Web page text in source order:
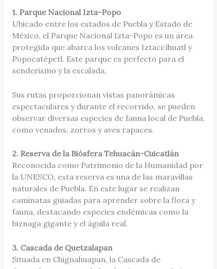
1. Parque Nacional Izta-Popo
Ubicado entre los estados de Puebla y Estado de
México, el Parque Nacional Izta-Popo es un área
protegida que abarca los volcanes Iztaccíhuatl y
Popocatépetl. Este parque es perfecto para el
senderismo y la escalada.
Sus rutas proporcionan vistas panorámicas
espectaculares y durante el recorrido, se pueden
observar diversas especies de fauna local de Puebla,
como venados, zorros y aves rapaces.
2. Reserva de la Biósfera Tehuacán-Cuicatlán
Reconocida como Patrimonio de la Humanidad por
la UNESCO, esta reserva es una de las maravillas
naturales de Puebla. En este lugar se realizan
caminatas guiadas para aprender sobre la flora y
fauna, destacando especies endémicas como la
biznaga gigante y el águila real.
3. Cascada de Quetzalapan
Situada en Chignahuapan, la Cascada de